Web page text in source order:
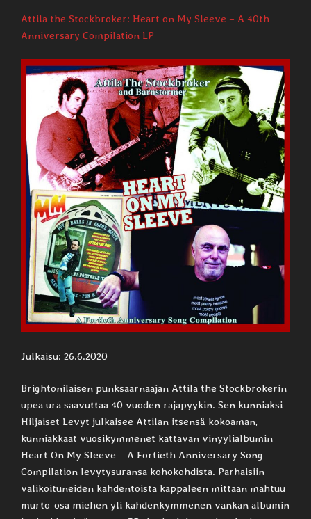
Attila the Stockbroker: Heart on My Sleeve – A 40th
Anniversary Compilation LP
Julkaisu: 26.6.2020
Brightonilaisen punksaarnaajan Attila the Stockbrokerin
upea ura saavuttaa 40 vuoden rajapyykin. Sen kunniaksi
Hiljaiset Levyt julkaisee Attilan itsensä kokoaman,
kunniakkaat vuosikymmenet kattavan vinyylialbumin
Heart On My Sleeve – A Fortieth Anniversary Song
Compilation levytysuransa kohokohdista. Parhaisiin
valikoituneiden kahdentoista kappaleen mittaan mahtuu
murto-osa miehen yli kahdenkymmenen vankan albumin